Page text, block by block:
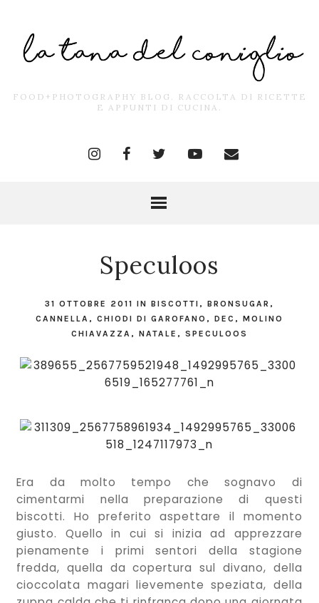
FOOD+PHOTOGRAPHY BLOG. RACCOLTA DI RICETTE
E APPUNTI DI CUCINA.
Speculoos
31 OTTOBRE 2011 IN BISCOTTI , BRONSUGAR ,
CANNELLA , CHIODI DI GAROFANO , DEC , MOLINO
CHIAVAZZA , NATALE , SPECULOOS
Era da molto tempo che sognavo di
cimentarmi nella preparazione di questi
biscotti. Ho preferito aspettare il momento
giusto. Quello in cui si inizia ad apprezzare
pienamente i primi sentori della stagione
fredda, quella da copertura sul divano, della
cioccolata magari lievemente speziata, della